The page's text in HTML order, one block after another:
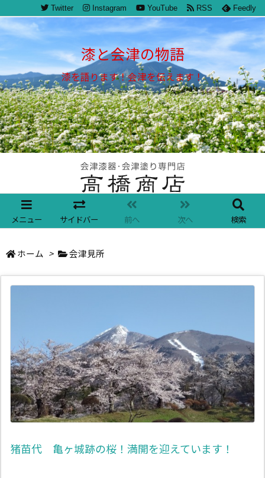
漆と会津の物語
漆を語ります！会津を伝えます！
メニュー サイドバー 前へ 次へ 検索
Twitter Instagram YouTube RSS Feedly
ホーム > 会津見所
猪苗代 亀ヶ城跡の桜！満開を迎えています！